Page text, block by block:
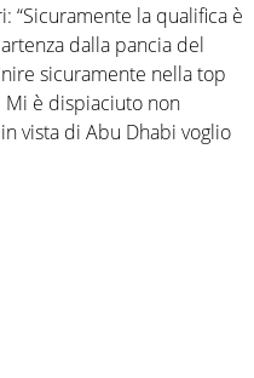
“Sicuramente la qualifica è
dalla pancia del
sicuramente nella top
Mi è dispiaciuto non
vista di Abu Dhabi voglio